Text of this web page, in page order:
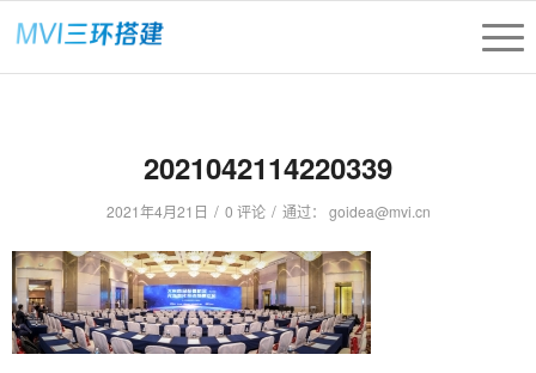
2021042114220339
2021年4月21日 / 0 评论 / 通过： goidea@mvi.cn